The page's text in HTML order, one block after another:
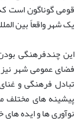
قومی گوناگون است
یک شهر واقعاً بین
این چندفرهنگی
فضای عمومی شهر
تبادل فرهنگی و
پیشینه های مختلف
نوآوری ها و ایده های